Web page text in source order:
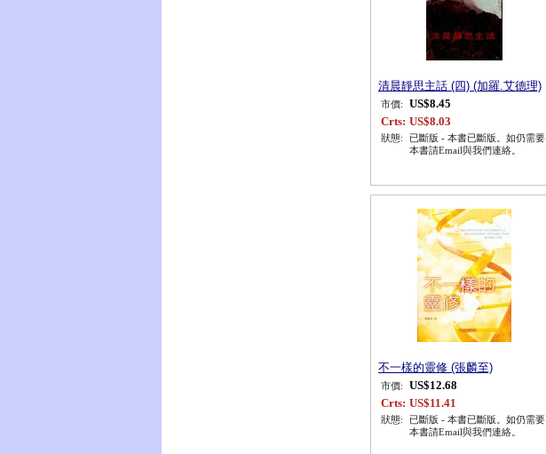
清晨靜思主話 (四) (加羅.艾德理)
市價:
US$8.45
Crts: US$8.03
狀態:
已斷版 - 本書已斷版。如仍需要
本書請Email與我們連絡。
不一樣的靈修 (張麟至)
市價:
US$12.68
Crts: US$11.41
狀態:
已斷版 - 本書已斷版。如仍需要
本書請Email與我們連絡。